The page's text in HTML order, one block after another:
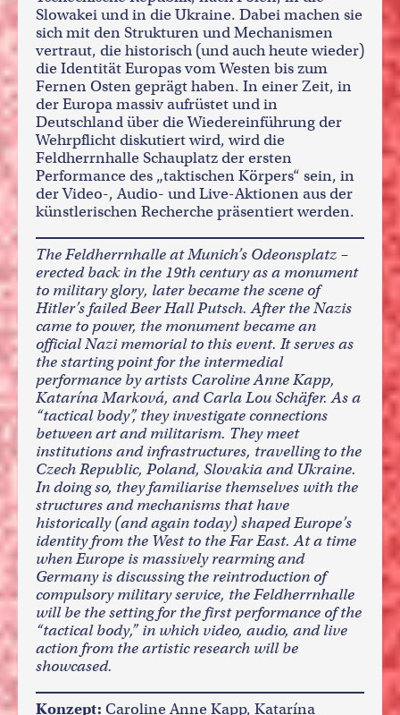
Slowakei und in die Ukraine. Dabei machen sie
sich mit den Strukturen und Mechanismen
vertraut, die historisch (und auch heute wieder)
die Identität Europas vom Westen bis zum
Fernen Osten geprägt haben. In einer Zeit, in
der Europa massiv aufrüstet und in
Deutschland über die Wiedereinführung der
Wehrpflicht diskutiert wird, wird die
Feldherrnhalle Schauplatz der ersten
Performance des „taktischen Körpers“ sein, in
der Video-, Audio- und Live-Aktionen aus der
künstlerischen Recherche präsentiert werden.
The Feldherrnhalle at Munich’s Odeonsplatz –
erected back in the 19th century as a monument
to military glory, later became the scene of
Hitler’s failed Beer Hall Putsch. After the Nazis
came to power, the monument became an
official Nazi memorial to this event. It serves as
the starting point for the intermedial
performance by artists Caroline Anne Kapp,
Katarína Marková, and Carla Lou Schäfer. As a
“tactical body”, they investigate connections
between art and militarism. They meet
institutions and infrastructures, travelling to the
Czech Republic, Poland, Slovakia and Ukraine.
In doing so, they familiarise themselves with the
structures and mechanisms that have
historically (and again today) shaped Europe’s
identity from the West to the Far East. At a time
when Europe is massively rearming and
Germany is discussing the reintroduction of
compulsory military service, the Feldherrnhalle
will be the setting for the first performance of the
“tactical body,” in which video, audio, and live
action from the artistic research will be
showcased.
Konzept: Caroline Anne Kapp, Katarína